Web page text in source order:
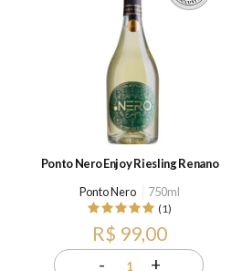
Ponto Nero Enjoy Riesling Renano
Ponto Nero
750ml
(1)
R$ 99,00
- 1 +